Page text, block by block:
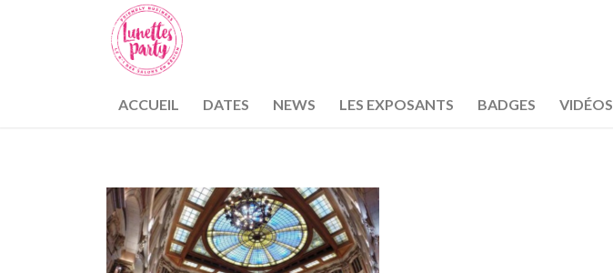
ACCUEIL DATES NEWS LES EXPOSANTS BADGES VIDÉOS